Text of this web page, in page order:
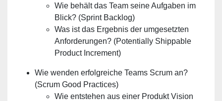
Wie behält das Team seine Aufgaben im
Blick? (Sprint Backlog)
Was ist das Ergebnis der umgesetzten
Anforderungen? (Potentially Shippable
Product Increment)
Wie wenden erfolgreiche Teams Scrum an?
(Scrum Good Practices)
Wie entstehen aus einer Produkt Vision